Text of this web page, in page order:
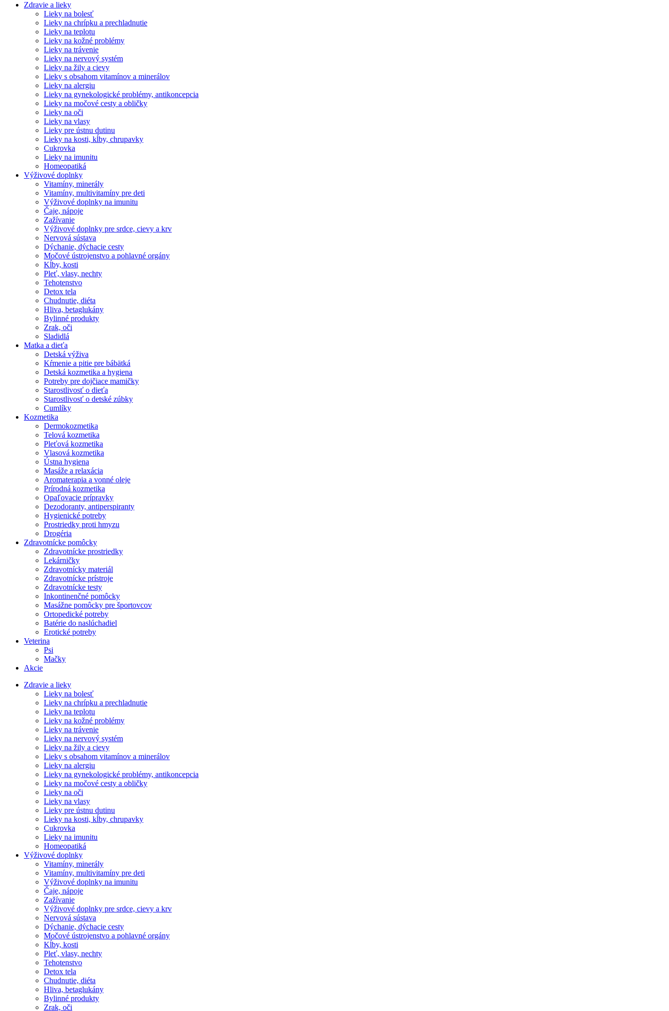
Zdravie a lieky
Lieky na bolesť
Lieky na chrípku a prechladnutie
Lieky na teplotu
Lieky na kožné problémy
Lieky na trávenie
Lieky na nervový systém
Lieky na žily a cievy
Lieky s obsahom vitamínov a minerálov
Lieky na alergiu
Lieky na gynekologické problémy, antikoncepcia
Lieky na močové cesty a obličky
Lieky na oči
Lieky na vlasy
Lieky pre ústnu dutinu
Lieky na kosti, kĺby, chrupavky
Cukrovka
Lieky na imunitu
Homeopatiká
Výživové doplnky
Vitamíny, minerály
Vitamíny, multivitamíny pre deti
Výživové doplnky na imunitu
Čaje, nápoje
Zažívanie
Výživové doplnky pre srdce, cievy a krv
Nervová sústava
Dýchanie, dýchacie cesty
Močové ústrojenstvo a pohlavné orgány
Kĺby, kosti
Pleť, vlasy, nechty
Tehotenstvo
Detox tela
Chudnutie, diéta
Hliva, betaglukány
Bylinné produkty
Zrak, oči
Sladidlá
Matka a dieťa
Detská výživa
Kŕmenie a pitie pre bábätká
Detská kozmetika a hygiena
Potreby pre dojčiace mamičky
Starostlivosť o dieťa
Starostlivosť o detské zúbky
Cumlíky
Kozmetika
Dermokozmetika
Telová kozmetika
Pleťová kozmetika
Vlasová kozmetika
Ústna hygiena
Masáže a relaxácia
Aromaterapia a vonné oleje
Prírodná kozmetika
Opaľovacie prípravky
Dezodoranty, antiperspiranty
Hygienické potreby
Prostriedky proti hmyzu
Drogéria
Zdravotnícke pomôcky
Zdravotnícke prostriedky
Lekárničky
Zdravotnícky materiál
Zdravotnícke prístroje
Zdravotnícke testy
Inkontinenčné pomôcky
Masážne pomôcky pre športovcov
Ortopedické potreby
Batérie do naslúchadiel
Erotické potreby
Veterina
Psi
Mačky
Akcie
Zdravie a lieky
Lieky na bolesť
Lieky na chrípku a prechladnutie
Lieky na teplotu
Lieky na kožné problémy
Lieky na trávenie
Lieky na nervový systém
Lieky na žily a cievy
Lieky s obsahom vitamínov a minerálov
Lieky na alergiu
Lieky na gynekologické problémy, antikoncepcia
Lieky na močové cesty a obličky
Lieky na oči
Lieky na vlasy
Lieky pre ústnu dutinu
Lieky na kosti, kĺby, chrupavky
Cukrovka
Lieky na imunitu
Homeopatiká
Výživové doplnky
Vitamíny, minerály
Vitamíny, multivitamíny pre deti
Výživové doplnky na imunitu
Čaje, nápoje
Zažívanie
Výživové doplnky pre srdce, cievy a krv
Nervová sústava
Dýchanie, dýchacie cesty
Močové ústrojenstvo a pohlavné orgány
Kĺby, kosti
Pleť, vlasy, nechty
Tehotenstvo
Detox tela
Chudnutie, diéta
Hliva, betaglukány
Bylinné produkty
Zrak, oči